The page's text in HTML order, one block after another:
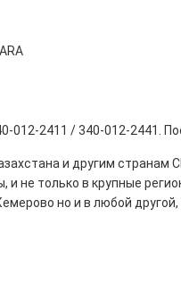
012-2411 / 340-012-2441.
и другим странам
не только в крупные
но и в любой